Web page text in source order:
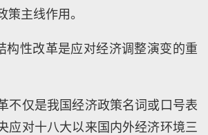
策主线作用。
构性改革是应对经济调整演变的重
不仅是我国经济政策名词或口号表
应对十八大以来国内外经济环境三